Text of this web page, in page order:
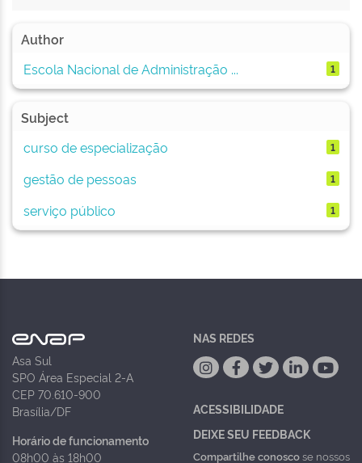
Author
Escola Nacional de Administração ...
1
Subject
curso de especialização
1
gestão de pessoas 1
serviço público 1
Asa Sul
SPO Área Especial 2-A
CEP 70.610-900
Brasília/DF
Horário de funcionamento
08h00 às 18h00
NAS REDES
ACESSIBILIDADE
DEIXE SEU FEEDBACK
Compartilhe conoscose nossos